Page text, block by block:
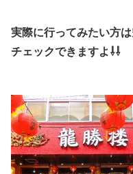
実際に行ってみたい方
チェックできますよ⇩⇩